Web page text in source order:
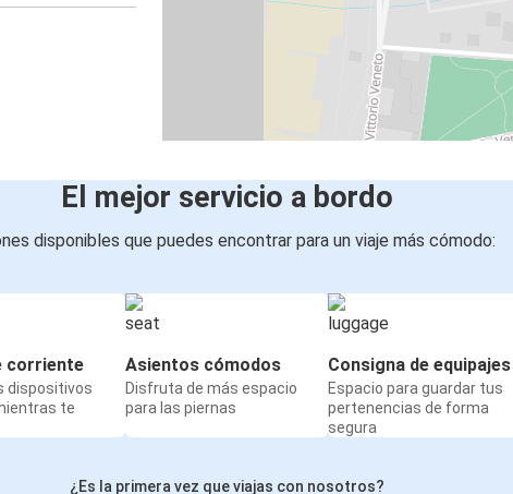
El mejor servicio a bordo
disponibles que puedes encontrar para un viaje más cómodo:
corriente
dispositivos
te
Asientos cómodos
Disfruta de más espacio
para las piernas
Consigna de equipajes
Espacio para guardar tus
pertenencias de forma
segura
¿Es la primera vez que viajas con nosotros?